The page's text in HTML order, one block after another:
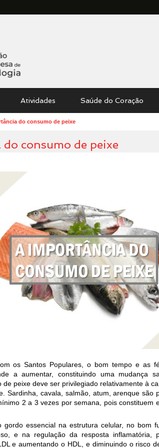
Atividades Saúde do Coração
do consumo de peixe
consumo de peixe
os Santos Populares, o bom tempo e as
a aumentar, constituindo uma mudança
de peixe deve ser privilegiado relativamente à
Sardinha, cavala, salmão, atum, arenque são
2 a 3 vezes por semana, pois constituem
essencial na estrutura celular, no bom
e na regulação da resposta inflamatória,
e aumentando o HDL, e diminuindo o risco